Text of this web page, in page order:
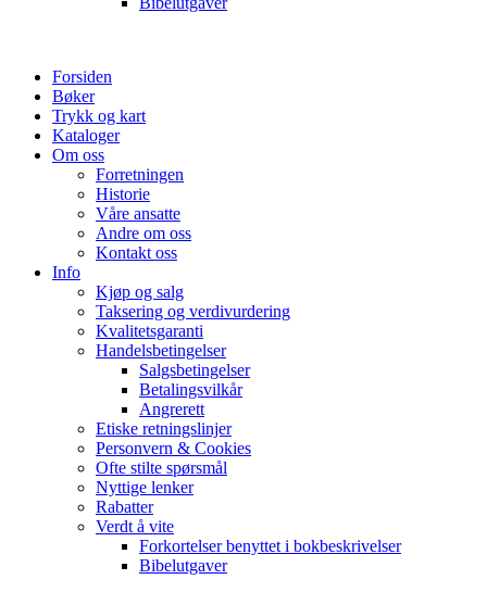
Forsiden
Bøker
Trykk og kart
Kataloger
Om oss
Forretningen
Historie
Våre ansatte
Andre om oss
Kontakt oss
Info
Kjøp og salg
Taksering og verdivurdering
Kvalitetsgaranti
Handelsbetingelser
Salgsbetingelser
Betalingsvilkår
Angrerett
Etiske retningslinjer
Personvern & Cookies
Ofte stilte spørsmål
Nyttige lenker
Rabatter
Verdt å vite
Forkortelser benyttet i bokbeskrivelser
Bibelutgaver